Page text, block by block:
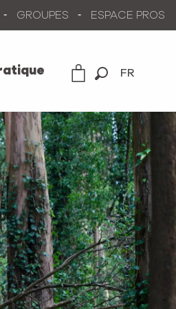
FR
GROUPES ESPACE PROS